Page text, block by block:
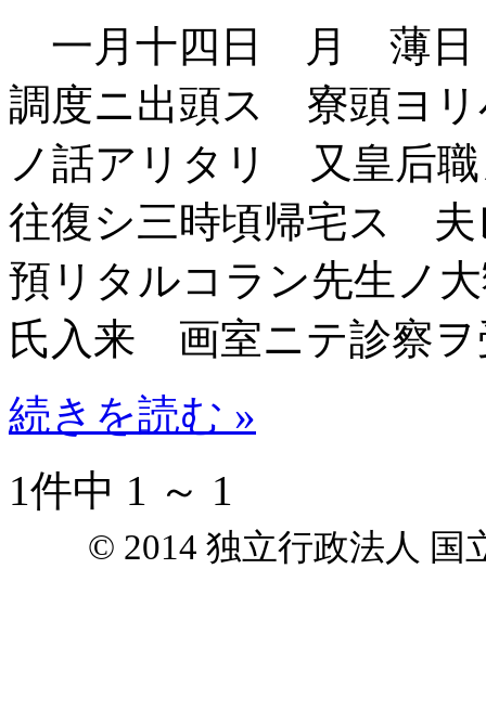
一月十四日 月 薄日
調度ニ出頭ス 寮頭ヨリ
ノ話アリタリ 又皇后
往復シ三時頃帰宅ス 夫
預リタルコラン先生ノ
氏入来 画室ニテ診察ヲ
続きを読む »
1件中 1 ～ 1
© 2014 独立行政法人 国